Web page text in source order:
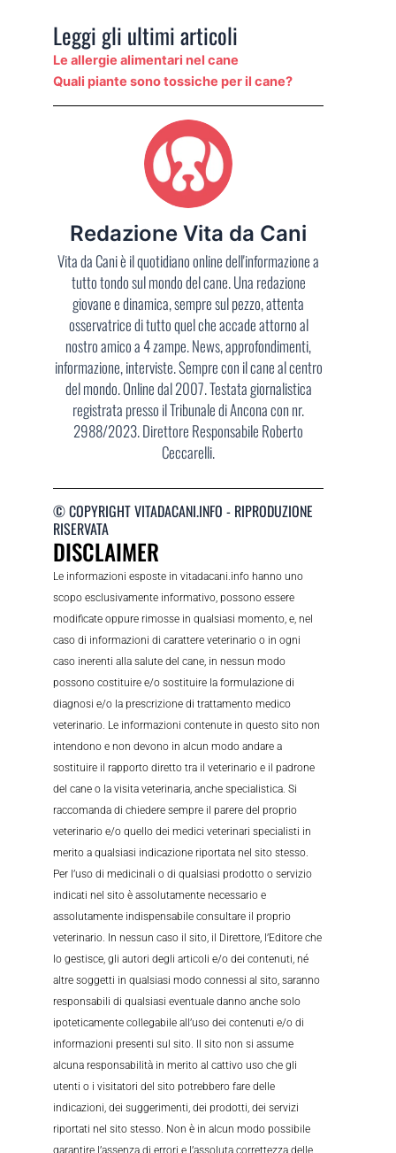
Leggi gli ultimi articoli
Le allergie alimentari nel cane
Quali piante sono tossiche per il cane?
Redazione Vita da Cani
Vita da Cani è il quotidiano online dell'informazione a
tutto tondo sul mondo del cane. Una redazione
giovane e dinamica, sempre sul pezzo, attenta
osservatrice di tutto quel che accade attorno al
nostro amico a 4 zampe. News, approfondimenti,
informazione, interviste. Sempre con il cane al centro
del mondo. Online dal 2007. Testata giornalistica
registrata presso il Tribunale di Ancona con nr.
2988/2023. Direttore Responsabile Roberto
Ceccarelli.
© COPYRIGHT VITADACANI.INFO - RIPRODUZIONE
RISERVATA
DISCLAIMER
Le informazioni esposte in vitadacani.info hanno uno
scopo esclusivamente informativo, possono essere
modificate oppure rimosse in qualsiasi momento, e, nel
caso di informazioni di carattere veterinario o in ogni
caso inerenti alla salute del cane, in nessun modo
possono costituire e/o sostituire la formulazione di
diagnosi e/o la prescrizione di trattamento medico
veterinario. Le informazioni contenute in questo sito non
intendono e non devono in alcun modo andare a
sostituire il rapporto diretto tra il veterinario e il padrone
del cane o la visita veterinaria, anche specialistica. Si
raccomanda di chiedere sempre il parere del proprio
veterinario e/o quello dei medici veterinari specialisti in
merito a qualsiasi indicazione riportata nel sito stesso.
Per l’uso di medicinali o di qualsiasi prodotto o servizio
indicati nel sito è assolutamente necessario e
assolutamente indispensabile consultare il proprio
veterinario. In nessun caso il sito, il Direttore, l’Editore che
lo gestisce, gli autori degli articoli e/o dei contenuti, né
altre soggetti in qualsiasi modo connessi al sito, saranno
responsabili di qualsiasi eventuale danno anche solo
ipoteticamente collegabile all’uso dei contenuti e/o di
informazioni presenti sul sito. Il sito non si assume
alcuna responsabilità in merito al cattivo uso che gli
utenti o i visitatori del sito potrebbero fare delle
indicazioni, dei suggerimenti, dei prodotti, dei servizi
riportati nel sito stesso. Non è in alcun modo possibile